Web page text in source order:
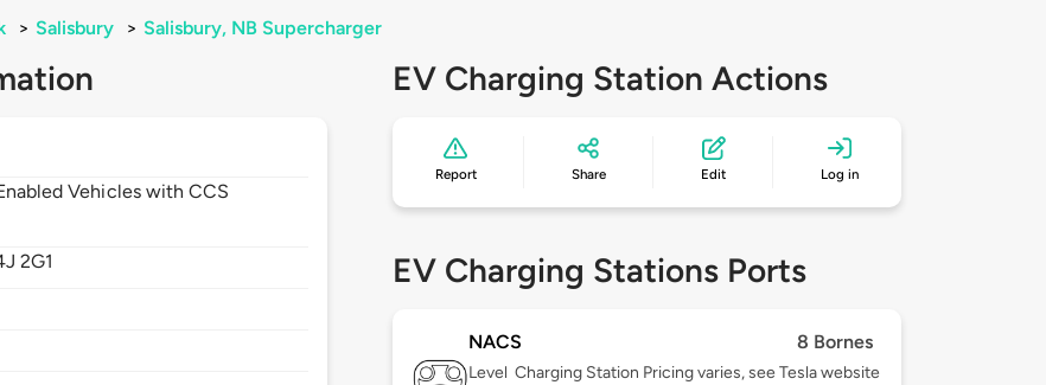
> Salisbury > Salisbury, NB Supercharger
Vehicles with CCS
2G1
EV Charging Station Actions
Report Share Edit Log in
EV Charging Stations Ports
NACS 8 Bornes
Level Charging Station Pricing varies, see Tesla website